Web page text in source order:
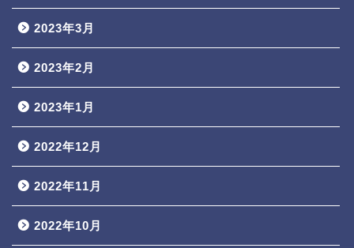
2023年3月
2023年2月
2023年1月
2022年12月
2022年11月
2022年10月